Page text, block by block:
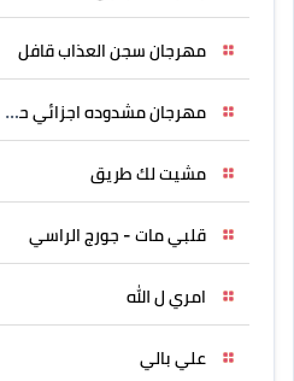
مهرجان سجن العذاب قافل
مهرجان مشدوده اجزائي حربونى
مشيت لك طريق
قلبي مات - جورج الراسي
امري ل الله
علي بالي